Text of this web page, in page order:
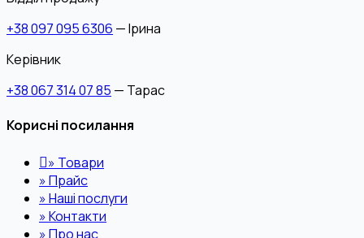
+38 097 095 6306 — Ірина
Керівник
+38 067 314 07 85 — Тарас
Корисні посилання
» Товари
»Прайс
»Наші послуги
»Контакти
»Про нас